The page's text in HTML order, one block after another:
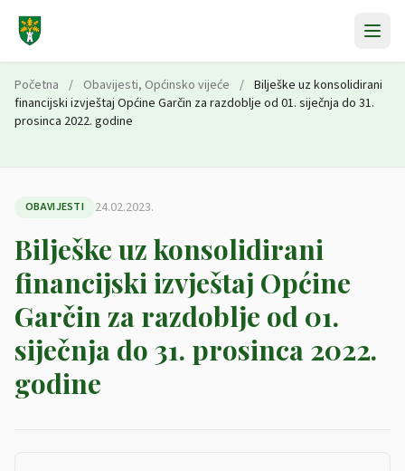
Početna / Obavijesti, Općinsko vijeće / Bilješke uz konsolidirani
financijski izvještaj Općine Garčin za razdoblje od 01. siječnja do 31.
prosinca 2022. godine
OBAVIJESTI 24.02.2023.
Bilješke uz konsolidirani
financijski izvještaj Općine
Garčin za razdoblje od 01.
siječnja do 31. prosinca 2022.
godine